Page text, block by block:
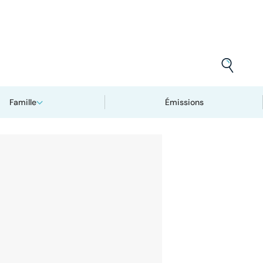
Famille Émissions